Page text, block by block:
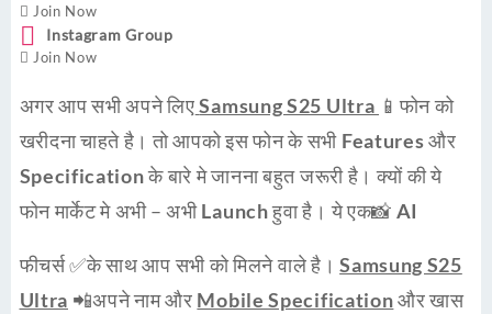
Join Now
Instagram Group
Join Now
अगर आप सभी अपने लिए Samsung S25 Ultra 📱फोन को
खरीदना चाहते है। तो आपको इस फोन के सभी Featuresऔर
Specificationके बारे मे जानना बहुत जरूरी है। क्यों की ये
फोन मार्केट मे अभी – अभीLaunchहुवा है। ये एक📸 AI
फीचर्स ✅के साथ आप सभी को मिलने वाले है।Samsung S25
Ultra 📲अपने नाम और Mobile Specificationऔर खास